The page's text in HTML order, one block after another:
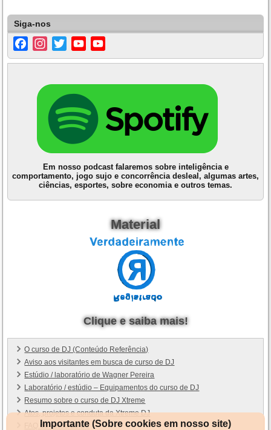
Siga-nos
FacebookInstagramTwitterYouTube
Channel
Em nosso podcast falaremos sobre inteligência e
comportamento, jogo sujo e concorrência desleal, algumas artes,
ciências, esportes, sobre economia e outros temas.
Material
Clique e saiba mais!
O curso de DJ (Conteúdo Referência)
Aviso aos visitantes em busca de curso de DJ
Estúdio / laboratório de Wagner Pereira
Laboratório / estúdio – Equipamentos do curso de DJ
Resumo sobre o curso de DJ Xtreme
Atos, projetos e conduta da Xtreme DJ
FAQ do curso de DJ
Importante (Sobre cookies em nosso site)